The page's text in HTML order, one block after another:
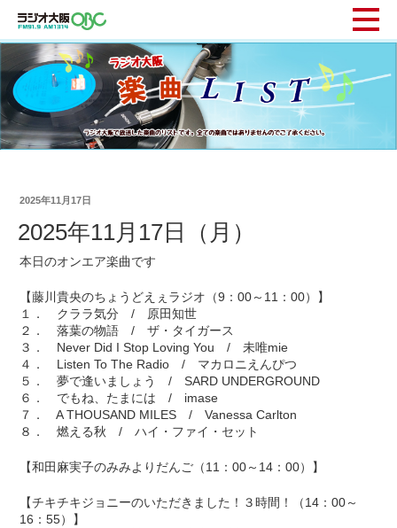
2025年11月17日
2025年11月17日（月）
本日のオンエア楽曲です
【藤川貴央のちょうどえぇラジオ（9：00～11：00）】
１． クララ気分 / 原田知世
２． 落葉の物語 / ザ・タイガース
３． Never Did I Stop Loving You / 未唯mie
４． Listen To The Radio / マカロニえんぴつ
５． 夢で逢いましょう / SARD UNDERGROUND
６． でもね、たまには / imase
７． A THOUSAND MILES / Vanessa Carlton
８． 燃える秋 / ハイ・ファイ・セット
【和田麻実子のみみよりだんご（11：00～14：00）】
【チキチキジョニーのいただきました！３時間！（14：00～
16：55）】